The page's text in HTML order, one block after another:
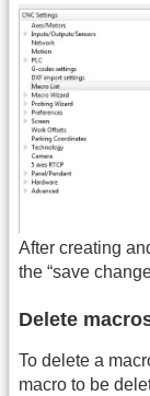
After creating
the “save
Delete
To delete a
macro to be